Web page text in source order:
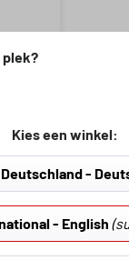
plek?
Kies een winkel:
Deutschland -
- English